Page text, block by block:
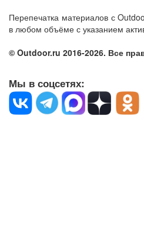
Перепечатка материалов с
в любом объёме с указанием
© Outdoor.ru 2016-2026. Все
Мы в соцсетях: